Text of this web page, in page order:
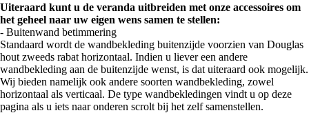
Uiteraard kunt u de veranda uitbreiden met onze accessoires om
het geheel naar uw eigen wens samen te stellen:
- Buitenwand betimmering
Standaard wordt de wandbekleding buitenzijde voorzien van Douglas
hout zweeds rabat horizontaal. Indien u liever een andere
wandbekleding aan de buitenzijde wenst, is dat uiteraard ook mogelijk.
Wij bieden namelijk ook andere soorten wandbekleding, zowel
horizontaal als verticaal. De type wandbekledingen vindt u op deze
pagina als u iets naar onderen scrolt bij het zelf samenstellen.